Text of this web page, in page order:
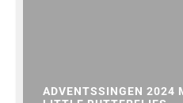
ADVENTSSINGEN 2024